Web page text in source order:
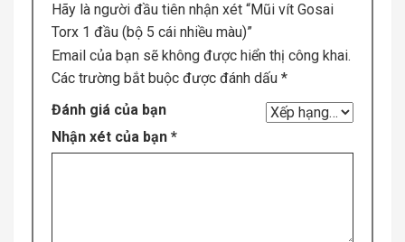
Hãy là người đầu tiên nhận xét “Mũi vít Gosai
Torx 1 đầu (bộ 5 cái nhiều màu)”
Email của bạn sẽ không được hiển thị công khai.
Các trường bắt buộc được đánh dấu *
Đánh giá của bạn
Nhận xét của bạn *